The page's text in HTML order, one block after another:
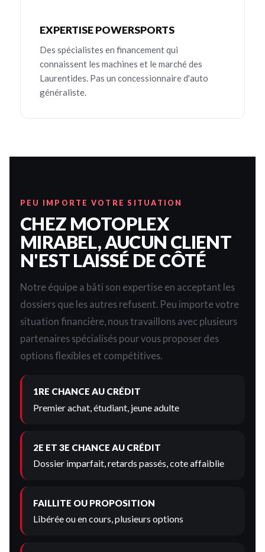
EXPERTISE POWERSPORTS
Des spécialistes en financement qui
connaissent les machines et le marché des
Laurentides. Pas un concessionnaire d'auto
généraliste.
PEU IMPORTE VOTRE SITUATION
CHEZ MOTOPLEX
MIRABEL, AUCUN CLIENT
N'EST LAISSÉ DE CÔTÉ
Notre équipe a bâti son expertise en acceptant les
dossiers que les autres refusent. Peu importe votre
situation financière, nous travaillons avec plusieurs
partenaires spécialisés pour vous proposer des
options flexibles et compétitives.
1RE CHANCE AU CRÉDIT
Premier achat, étudiant, jeune adulte
2E ET 3E CHANCE AU CRÉDIT
Dossier imparfait, retards passés, cote affaiblie
FAILLITE OU PROPOSITION
Libérée ou en cours, plusieurs options